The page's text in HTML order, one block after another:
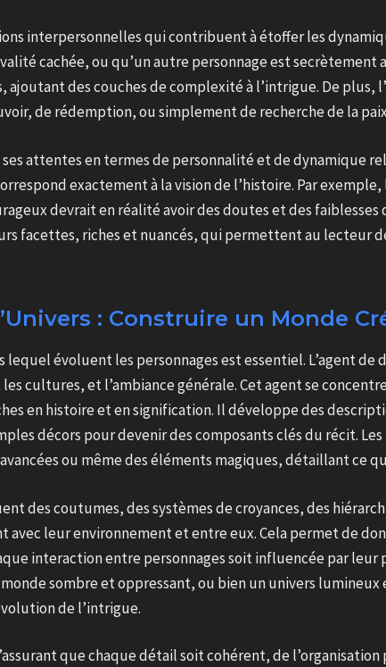
interpersonnelles qui contribuent à étoffer les
cachée, ou qu’un autre personnage est
des couches de complexité à l’intrigue. De plus,
de rédemption, ou simplement de recherche de la
attentes en termes de personnalité et de dynamique
exactement à la vision de l’histoire. Par
devrait en réalité avoir des doutes et des
facettes, riches et nuancés, qui permettent au lecteur
: Construire un Monde
lequel évoluent les personnages est essentiel. L’agent
cultures, et l’ambiance générale. Cet agent se
en histoire et en signification. Il développe des
décors pour devenir des composants clés du récit.
ou même des éléments magiques, détaillant ce
des coutumes, des systèmes de croyances, des
avec leur environnement et entre eux. Cela permet de
interaction entre personnages soit influencée par leur
sombre et oppressant, ou bien un univers
de l’intrigue.
que chaque détail soit cohérent, de